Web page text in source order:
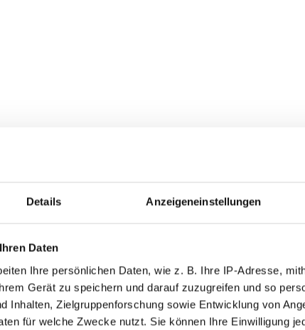
Details Anzeigeneinstellungen
Daten
Ihre persönlichen Daten, wie z. B. Ihre IP-Adresse,
Gerät zu speichern und darauf zuzugreifen und so
Inhalten, Zielgruppenforschung sowie Entwicklung von
für welche Zwecke nutzt. Sie können Ihre Einwilligung